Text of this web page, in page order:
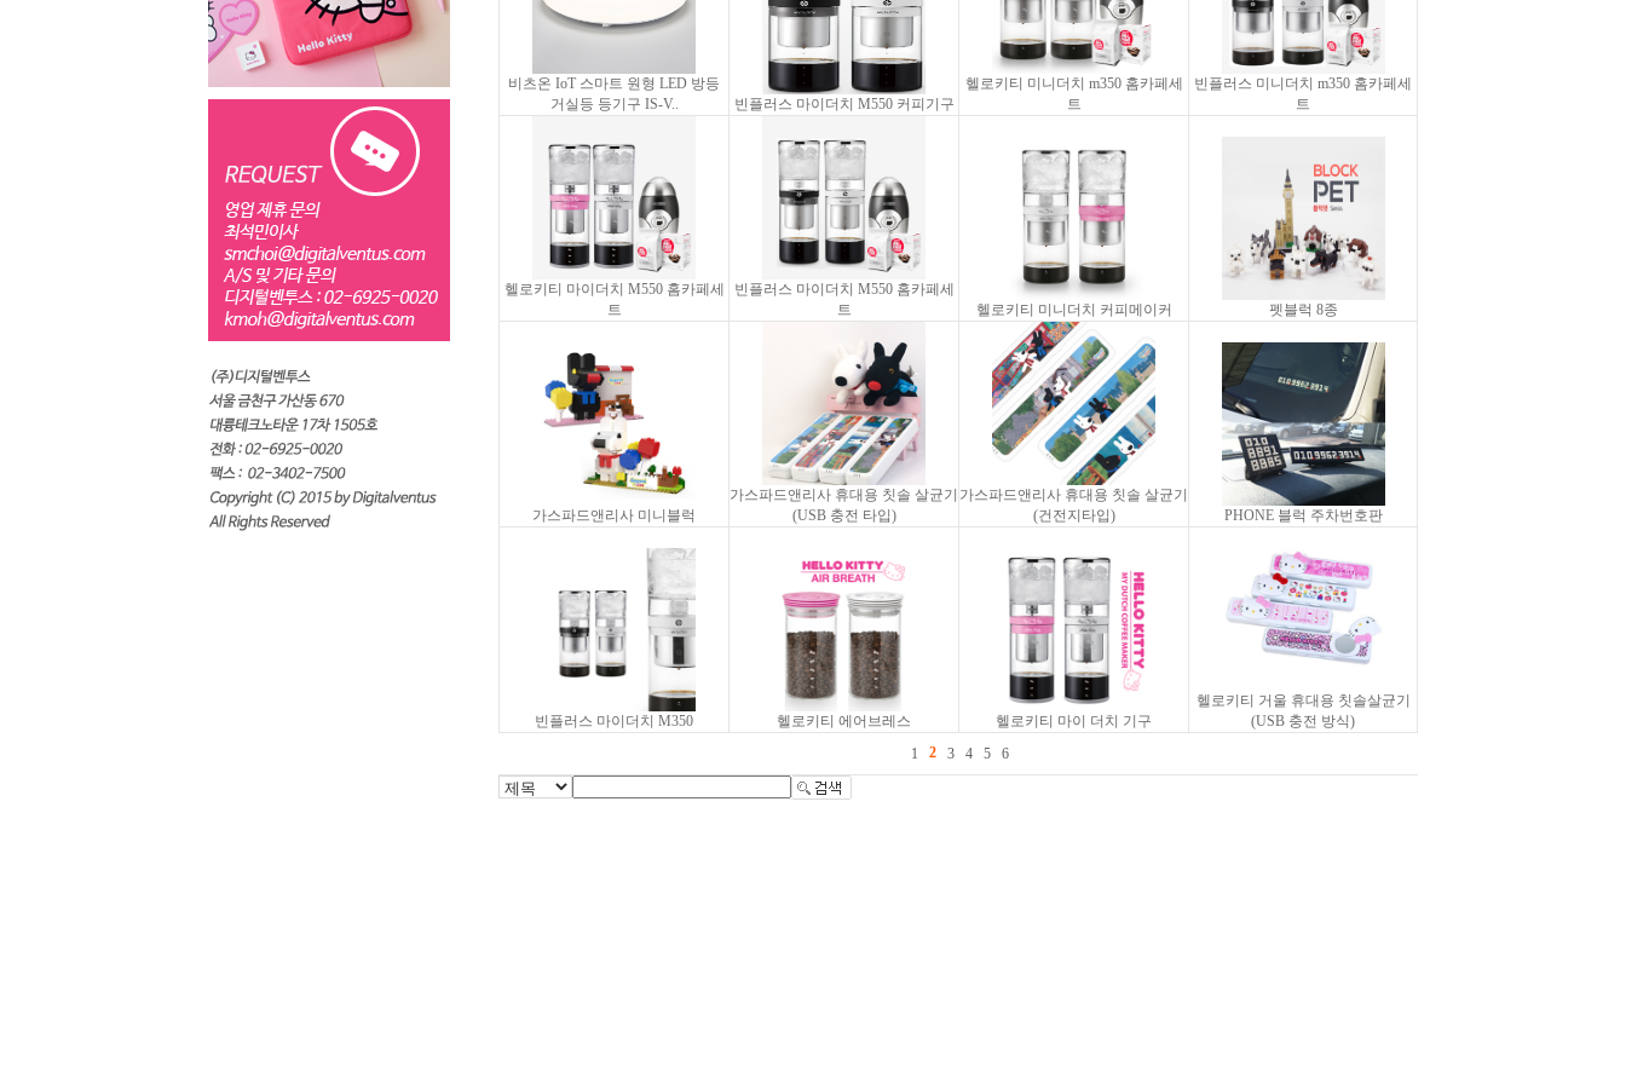
비츠온 IoT 스마트 원형 LED 방등
거실등 등기구 IS-V..
빈플러스 마이더치 M550 커피기구
헬로키티 미니더치 m350 홈카페세
트
빈플러스 미니더치 m350 홈카페세
트
헬로키티 마이더치 M550 홈카페세
트
빈플러스 마이더치 M550 홈카페세
트
헬로키티 미니더치 커피메이커 펫블럭 8종
가스파드앤리사 미니블럭
가스파드앤리사 휴대용 칫솔 살균기
(USB 충전 타입)
가스파드앤리사 휴대용 칫솔 살균기
(건전지타입)
PHONE 블럭 주차번호판
빈플러스 마이더치 M350 헬로키티 에어브레스 헬로키티 마이 더치 기구
헬로키티 거울 휴대용 칫솔살균기
(USB 충전 방식)
1
2 3 4 5 6